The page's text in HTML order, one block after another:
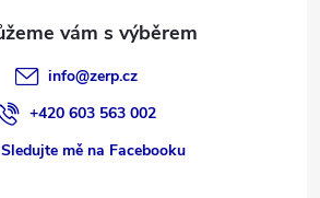
info@zerp.cz
+420 603 563 002
Sledujte mě na Facebooku